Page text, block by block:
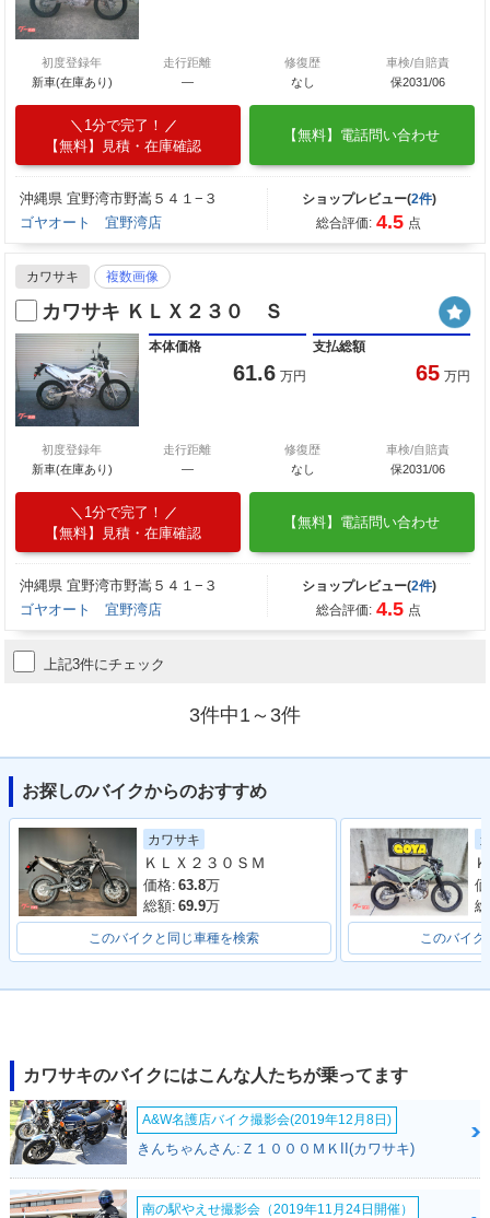
初度登録年
新車(在庫あり)
走行距離
―
修復歴
なし
車検/自賠責
保2031/06
1分で完了！
【無料】見積・在庫確認
【無料】電話問い合わせ
沖縄県 宜野湾市野嵩５４１−３
ゴヤオート 宜野湾店
ショップレビュー(2件)
総合評価: 4.5 点
カワサキ 複数画像
カワサキ ＫＬＸ２３０ Ｓ
本体価格
61.6 万円
支払総額
65 万円
初度登録年
新車(在庫あり)
走行距離
―
修復歴
なし
車検/自賠責
保2031/06
1分で完了！
【無料】見積・在庫確認
【無料】電話問い合わせ
沖縄県 宜野湾市野嵩５４１−３
ゴヤオート 宜野湾店
ショップレビュー(2件)
総合評価: 4.5 点
上記3件にチェック
3件中1～3件
お探しのバイクからのおすすめ
カワサキ
ＫＬＸ２３０ＳＭ
価格: 63.8万
総額: 69.9万
このバイクと同じ車種を検索 このバイク
カワサキのバイクにはこんな人たちが乗ってます
A&W名護店バイク撮影会(2019年12月8日)
きんちゃんさん:Ｚ１０００ＭＫII(カワサキ)
南の駅やえせ撮影会（2019年11月24日開催）